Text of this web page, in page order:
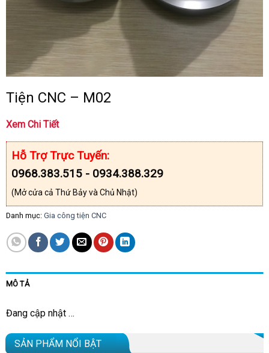
Tiện CNC – M02
Xem Chi Tiết
Hỗ Trợ Trực Tuyến:
0968.383.515 - 0934.388.329
(Mở cửa cả Thứ Bảy và Chủ Nhật)
Danh mục: Gia công tiện CNC
MÔ TẢ
Đang cập nhật …
SẢN PHẨM NỔI BẬT